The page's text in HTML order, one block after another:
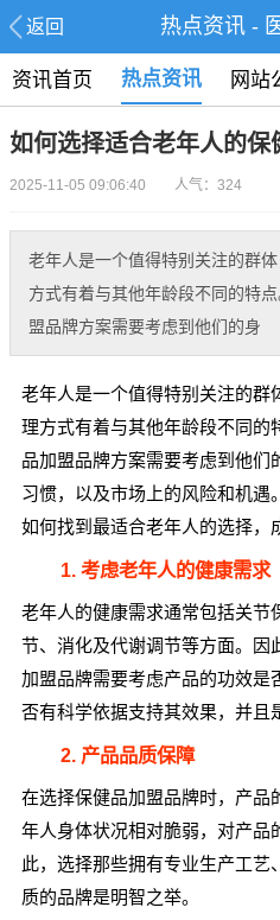
返回 热点资讯 -
资讯首页 热点资讯 网站
如何选择适合老年人的保
2025-11-05 09:06:40 人气：324
老年人是一个值得特别关注的群
方式有着与其他年龄段不同的特
盟品牌方案需要考虑到他们的身
老年人是一个值得特别关注的群
理方式有着与其他年龄段不同的
品加盟品牌方案需要考虑到他们
习惯，以及市场上的风险和机遇
如何找到最适合老年人的选择，
1. 考虑老年人的健康需求
老年人的健康需求通常包括关节
节、消化及代谢调节等方面。因
加盟品牌需要考虑产品的功效是
否有科学依据支持其效果，并且
2. 产品品质保障
在选择保健品加盟品牌时，产品
年人身体状况相对脆弱，对产品
此，选择那些拥有专业生产工艺
质的品牌是明智之举。